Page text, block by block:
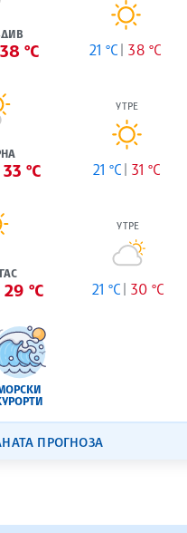
38 °C 21 °C 38 °C
33 °C
УТРЕ
21 °C 31 °C
29 °C
УТРЕ
21 °C 30 °C
ПРОГНОЗА